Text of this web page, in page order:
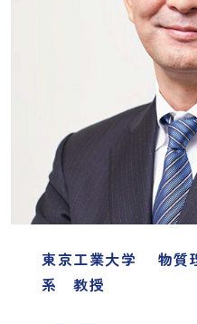
東京工業大学 物質
系 教授